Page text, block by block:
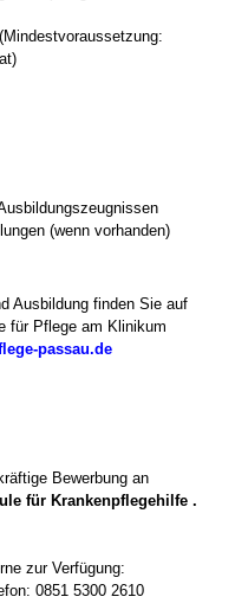
(wenn vorhanden)
Ausbildung finden Sie auf
für Pflege am Klinikum
passau.de
Bewerbung an
für Krankenpflegehilfe .
zur Verfügung:
0851 5300 2610